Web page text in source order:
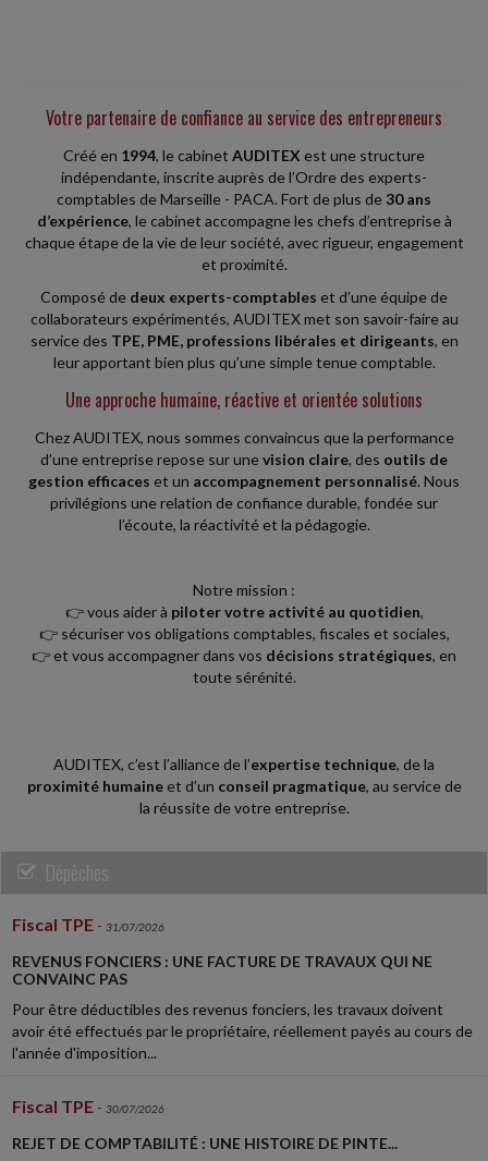
Votre partenaire de confiance au service des entrepreneurs
Créé en 1994, le cabinet AUDITEX est une structure
indépendante, inscrite auprès de l’Ordre des experts-
comptables de Marseille - PACA. Fort de plus de30 ans
d’expérience, le cabinet accompagne les chefs d’entreprise à
chaque étape de la vie de leur société, avec rigueur, engagement
et proximité.
Composé de deux experts-comptables et d’une équipe de
collaborateurs expérimentés, AUDITEX met son savoir-faire au
service des TPE, PME, professions libérales et dirigeants, en
leur apportant bien plus qu’une simple tenue comptable.
Une approche humaine, réactive et orientée solutions
Chez AUDITEX, nous sommes convaincus que la performance
d’une entreprise repose sur unevision claire, des outils de
gestion efficaces et un accompagnement personnalisé. Nous
privilégions une relation de confiance durable, fondée sur
l’écoute, la réactivité et la pédagogie.
Notre mission :
👉 vous aider à piloter votre activité au quotidien,
👉 sécuriser vos obligations comptables, fiscales et sociales,
👉 et vous accompagner dans vos décisions stratégiques, en
toute sérénité.
AUDITEX, c’est l’alliance de l’expertise technique, de la
proximité humaineet d’un conseil pragmatique, au service de
la réussite de votre entreprise.
Dépêches
Fiscal TPE - 31/07/2026
REVENUS FONCIERS : UNE FACTURE DE TRAVAUX QUI NE
CONVAINC PAS
Pour être déductibles des revenus fonciers, les travaux doivent
avoir été effectués par le propriétaire, réellement payés au cours de
l'année d'imposition...
Fiscal TPE - 30/07/2026
REJET DE COMPTABILITÉ : UNE HISTOIRE DE PINTE...